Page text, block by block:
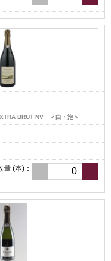
BRUT NV ＜白・泡＞
量 (本) ：